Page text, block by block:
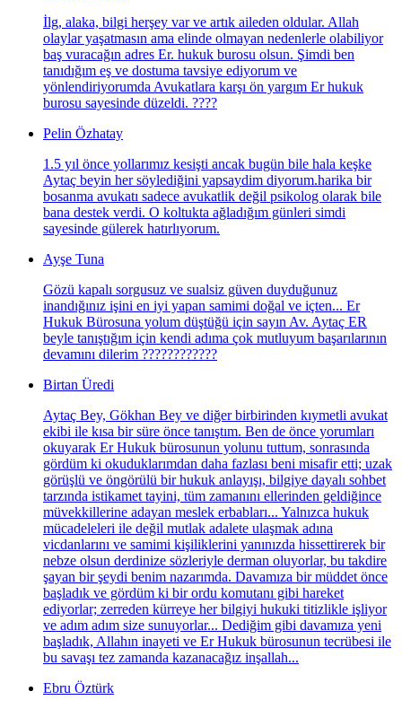
İlg, alaka, bilgi herşey var ve artık aileden oldular. Allah
olaylar yaşatmasın ama elinde olmayan nedenlerle olabiliyor
baş vuracağın adres Er. hukuk burosu olsun. Şimdi ben
tanıdığım eş ve dostuma tavsiye ediyorum ve
yönlendiriyorumda Avukatlara karşı ön yargım Er hukuk
burosu sayesinde düzeldi. ????
Pelin Özhatay
1.5 yıl önce yollarımız kesişti ancak bugün bile hala keşke
Aytaç beyin her söylediğini yapsaydim diyorum.harika bir
bosanma avukatı sadece avukatlik değil psikolog olarak bile
bana destek verdi. O koltukta ağladığım günleri simdi
sayesinde gülerek hatırlıyorum.
Ayşe Tuna
Gözü kapalı sorgusuz ve sualsiz güven duyduğunuz
inandığınız işini en iyi yapan samimi doğal ve içten... Er
Hukuk Bürosuna yolum düştüğü için sayın Av. Aytaç ER
beyle tanıştığım için kendi adıma çok mutluyum başarılarının
devamını dilerim ????????????
Birtan Üredi
Aytaç Bey, Gökhan Bey ve diğer birbirinden kıymetli avukat
ekibi ile kısa bir süre önce tanıştım. Ben de önce yorumları
okuyarak Er Hukuk bürosunun yolunu tuttum, sonrasında
gördüm ki okuduklarımdan daha fazlası beni misafir etti; uzak
görüşlü ve öngörülü bir hukuk anlayışı, bilgiye dayalı sohbet
tarzında istikamet tayini, tüm zamanını ellerinden geldiğince
müvekkillerine adayan meslek erbabları... Yalnızca hukuk
mücadeleleri ile değil mutlak adalete ulaşmak adına
vicdanlarını ve samimi kişiliklerini yanınızda hissettirerek bir
nebze olsun derdinize sözleriyle derman oluyorlar, bu takdire
şayan bir şeydi benim nazarımda. Davamıza bir müddet önce
başladık ve gördüm ki bir ordu komutanı gibi hareket
ediyorlar; zerreden kürreye her bilgiyi hukuki titizlikle işliyor
ve adım adım size sunuyorlar... Dediğim gibi davamıza yeni
başladık, Allahın inayeti ve Er Hukuk bürosunun tecrübesi ile
bu savaşı tez zamanda kazanacağız inşallah...
Ebru Öztürk